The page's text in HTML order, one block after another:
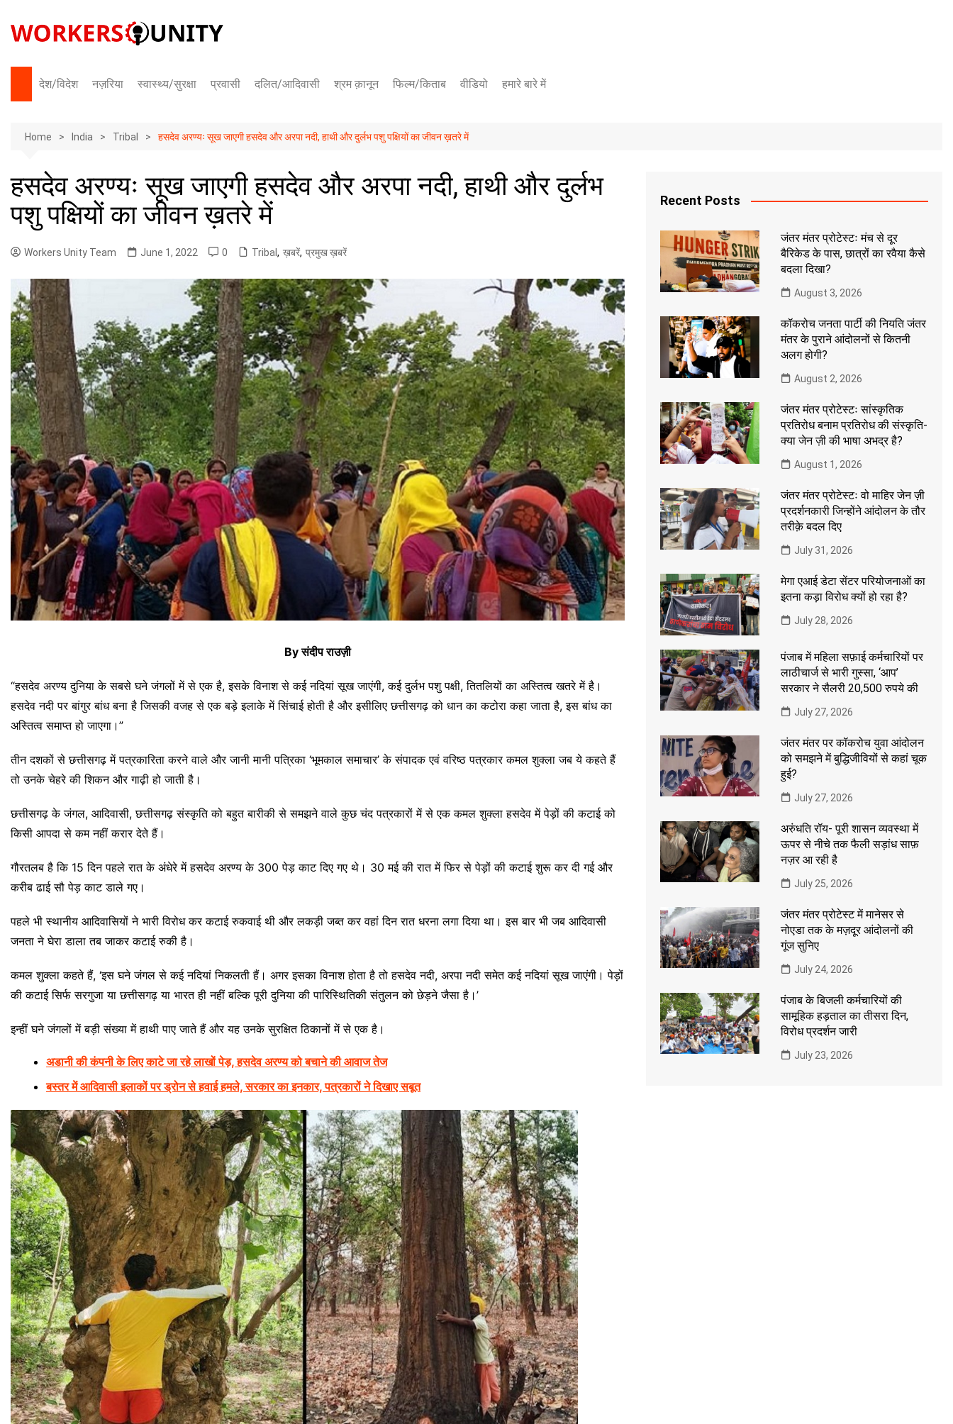
content
देश/विदेश
अंतराष्ट्रीय
नज़रिया स्वास्थ्य/सुरक्षा प्रवासी दलित/आदिवासी श्रम क़ानून फिल्म/किताब वीडियो
फेसबुक पेज
हमारे बारे में
Home India Tribal हसदेव अरण्यः सूख जाएगी हसदेव और अरपा नदी, हाथी और दुर्लभ पशु पक्षियों का जीवन ख़तरे में
हसदेव अरण्यः सूख जाएगी हसदेव और अरपा नदी, हाथी और दुर्लभ
पशु पक्षियों का जीवन ख़तरे में
Workers Unity Team June 1, 2022 0 Tribal , ख़बरें, प्रमुख ख़बरें
By संदीप राउज़ी
“हसदेव अरण्य दुनिया के सबसे घने जंगलों में से एक है, इसके विनाश से कई नदियां सूख जाएंगी, कई दुर्लभ पशु पक्षी, तितलियों का अस्तित्व खतरे में है।
हसदेव नदी पर बांगुर बांध बना है जिसकी वजह से एक बड़े इलाके में सिंचाई होती है और इसीलिए छत्तीसगढ़ को धान का कटोरा कहा जाता है, इस बांध का
अस्तित्व समाप्त हो जाएगा।”
तीन दशकों से छत्तीसगढ़ में पत्रकारिता करने वाले और जानी मानी पत्रिका ‘भूमकाल समाचार’ के संपादक एवं वरिष्ठ पत्रकार कमल शुक्ला जब ये कहते हैं
तो उनके चेहरे की शिकन और गाढ़ी हो जाती है।
छत्तीसगढ़ के जंगल, आदिवासी, छत्तीसगढ़ संस्कृति को बहुत बारीकी से समझने वाले कुछ चंद पत्रकारों में से एक कमल शुक्ला हसदेव में पेड़ों की कटाई को
किसी आपदा से कम नहीं करार देते हैं।
गौरतलब है कि 15 दिन पहले रात के अंधेरे में हसदेव अरण्य के 300 पेड़ काट दिए गए थे। 30 मई की रात में फिर से पेड़ों की कटाई शुरू कर दी गई और
करीब ढाई सौ पेड़ काट डाले गए।
पहले भी स्थानीय आदिवासियों ने भारी विरोध कर कटाई रुकवाई थी और लकड़ी जब्त कर वहां दिन रात धरना लगा दिया था। इस बार भी जब आदिवासी
जनता ने घेरा डाला तब जाकर कटाई रुकी है।
कमल शुक्ला कहते हैं, ‘इस घने जंगल से कई नदियां निकलती हैं। अगर इसका विनाश होता है तो हसदेव नदी, अरपा नदी समेत कई नदियां सूख जाएंगी। पेड़ों
की कटाई सिर्फ सरगुजा या छत्तीसगढ़ या भारत ही नहीं बल्कि पूरी दुनिया की पारिस्थितिकी संतुलन को छेड़ने जैसा है।’
इन्हीं घने जंगलों में बड़ी संख्या में हाथी पाए जाते हैं और यह उनके सुरक्षित ठिकानों में से एक है।
अडानी की कंपनी के लिए काटे जा रहे लाखों पेड़, हसदेव अरण्य को बचाने की आवाज तेज
बस्तर में आदिवासी इलाकों पर ड्रोन से हवाई हमले, सरकार का इनकार, पत्रकारों ने दिखाए सबूत
Recent Posts
जंतर मंतर प्रोटेस्टः मंच से दूर
बैरिकेड के पास, छात्रों का रवैया कैसे
बदला दिखा?
August 3, 2026
कॉकरोच जनता पार्टी की नियति जंतर
मंतर के पुराने आंदोलनों से कितनी
अलग होगी?
August 2, 2026
जंतर मंतर प्रोटेस्टः सांस्कृतिक
प्रतिरोध बनाम प्रतिरोध की संस्कृति-
क्या जेन ज़ी की भाषा अभद्र है?
August 1, 2026
जंतर मंतर प्रोटेस्टः वो माहिर जेन ज़ी
प्रदर्शनकारी जिन्होंने आंदोलन के तौर
तरीक़े बदल दिए
July 31, 2026
मेगा एआई डेटा सेंटर परियोजनाओं का
इतना कड़ा विरोध क्यों हो रहा है?
July 28, 2026
पंजाब में महिला सफ़ाई कर्मचारियों पर
लाठीचार्ज से भारी गुस्सा, ‘आप’
सरकार ने सैलरी 20,500 रुपये की
July 27, 2026
जंतर मंतर पर कॉकरोच युवा आंदोलन
को समझने में बुद्धिजीवियों से कहां चूक
हुई?
July 27, 2026
अरुंधति रॉय- पूरी शासन व्यवस्था में
ऊपर से नीचे तक फैली सड़ांध साफ़
नज़र आ रही है
July 25, 2026
जंतर मंतर प्रोटेस्ट में मानेसर से
नोएडा तक के मज़दूर आंदोलनों की
गूंज सुनिए
July 24, 2026
पंजाब के बिजली कर्मचारियों की
सामूहिक हड़ताल का तीसरा दिन,
विरोध प्रदर्शन जारी
July 23, 2026